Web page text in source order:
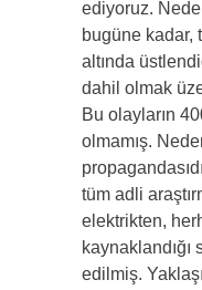
ediyoruz.
bugüne kadar,
altında
dahil olmak
Bu olayların
olmamış.
tüm adli
elektrikten,
kaynaklandığı
edilmiş.